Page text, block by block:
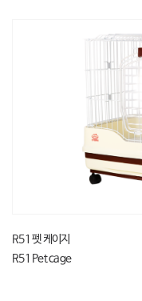
R51 펫 케이지
R51 Pet cage